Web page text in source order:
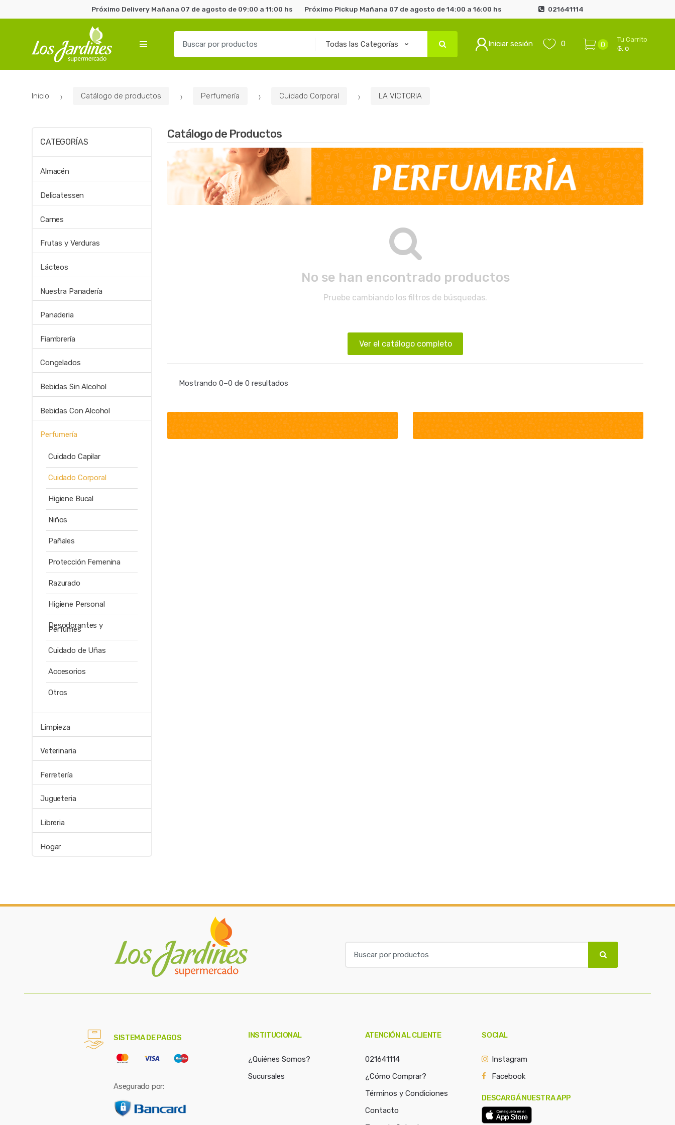
Próximo Delivery Mañana 07 de agosto de 09:00 a 11:00 hs Próximo Pickup Mañana 07 de agosto de 14:00 a 16:00 hs 021641114
r
Iniciar sesión 0 0
Tu Carrito
₲. 0
Inicio Catálogo de productos Perfumería Cuidado Corporal LA VICTORIA
Catálogo de Productos
No se han encontrado productos
Pruebe cambiando los filtros de búsquedas.
Ver el catálogo completo
Mostrando 0–0 de 0 resultados
CATEGORÍAS
Almacén
Delicatessen
Carnes
Frutas y Verduras
Lácteos
Nuestra Panadería
Panaderia
Fiambrería
Congelados
Bebidas Sin Alcohol
Bebidas Con Alcohol
Perfumería
Cuidado Capilar
Cuidado Corporal
Higiene Bucal
Niños
Pañales
Protección Femenina
Razurado
Higiene Personal
Desodorantes y
Perfumes
Cuidado de Uñas
Accesorios
Otros
Limpieza
Veterinaria
Ferretería
Jugueteria
Libreria
Hogar
a
SISTEMA DE PAGOS
Asegurado por:
INSTITUCIONAL
¿Quiénes Somos?
Sucursales
ATENCIÓN AL CLIENTE
021641114
¿Cómo Comprar?
Términos y Condiciones
Contacto
SOCIAL
Instagram
Facebook
DESCARGÁ NUESTRA APP